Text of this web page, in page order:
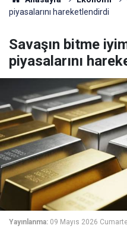
piyasalarını hareketlendirdi
Savaşın bitme
piyasalarını
Yayınlanma: 09 Mayıs 2026